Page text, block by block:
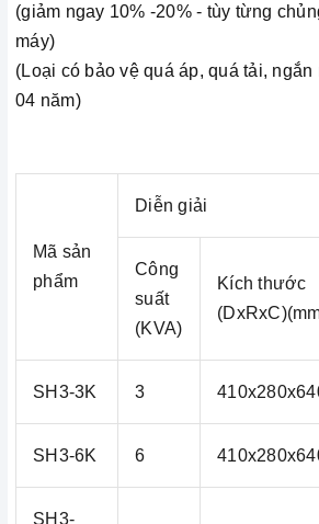
(giảm ngay 10% -20% - tùy từng
máy)
(Loại có bảo vệ quá áp, quá tải, ngắn
04 năm)
Mã sản
phẩm
Diễn giải
Công
suất
(KVA)
Kích thước
SH3-3K 3
SH3-6K 6
SH3-